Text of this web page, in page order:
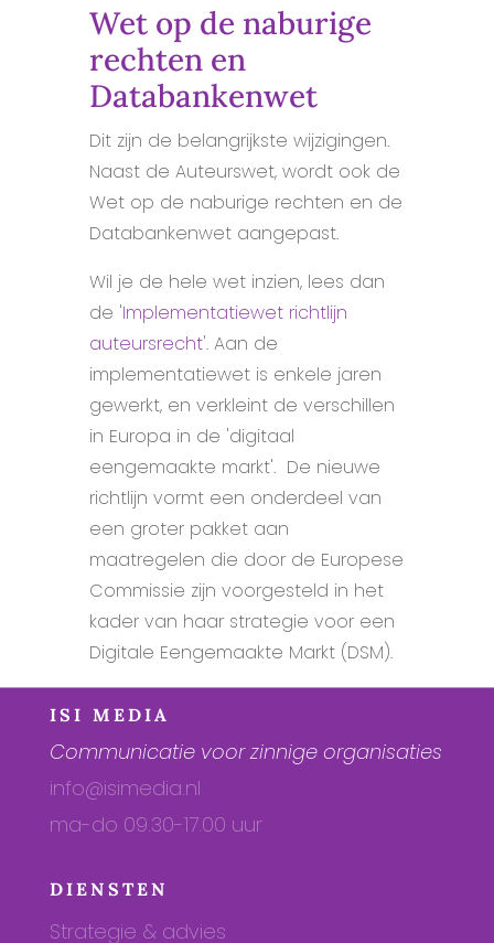
Wet op de naburige
rechten en
Databankenwet
Dit zijn de belangrijkste wijzigingen.
Naast de Auteurswet, wordt ook de
Wet op de naburige rechten en de
Databankenwet aangepast.
Wil je de hele wet inzien, lees dan
de 'Implementatiewet richtlijn
auteursrecht'. Aan de
implementatiewet is enkele jaren
gewerkt, en verkleint de verschillen
in Europa in de 'digitaal
eengemaakte markt'. De nieuwe
richtlijn vormt een onderdeel van
een groter pakket aan
maatregelen die door de Europese
Commissie zijn voorgesteld in het
kader van haar strategie voor een
Digitale Eengemaakte Markt (DSM).
ISI MEDIA
Communicatie voor zinnige organisaties
info@isimedia.nl
ma-do 09.30-17.00 uur
DIENSTEN
Strategie & advies